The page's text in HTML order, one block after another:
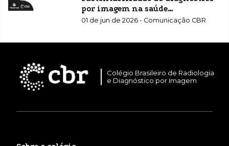
por imagem na saúde
suplementar
01 de jun de 2026 - Comunicação CBR
Colégio Brasileiro de Radiologia
e Diagnóstico por Imagem